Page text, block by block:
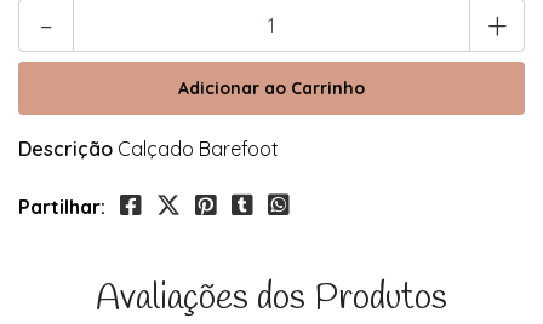
- +
Descrição Calçado Barefoot
Partilhar:
Avaliações dos Produtos